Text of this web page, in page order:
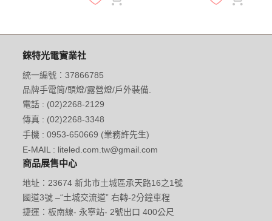
錸特光電實業社
統一編號：37866785
品牌手電筒/頭燈/露營燈/戶外裝備.
電話 : (02)2268-2129
傳真 : (02)2268-3348
手機 : 0953-650669 (業務許先生)
E-MAIL : liteled.com.tw@gmail.com
商品展售中心
地址：23674 新北市土城區承天路16之1號
國道3號 –“土城交流道” 右轉-2分鐘車程
捷運：板南線- 永寧站- 2號出口 400公尺